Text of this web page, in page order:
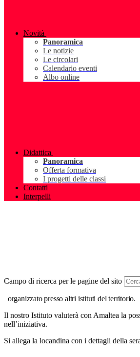
Novità
Panoramica
Le notizie
Le circolari
Calendario eventi
Albo online
Didattica
Panoramica
Offerta formativa
I progetti delle classi
Contatti
Interpelli
Campo di ricerca per le pagine del sito
organizzato presso altri istituti del territorio.
Il nostro Istituto valuterà con Amaltea la
nell’iniziativa.
Si allega la locandina con i dettagli della